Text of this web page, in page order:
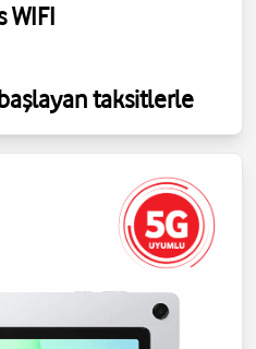
WIFI
taksitlerle